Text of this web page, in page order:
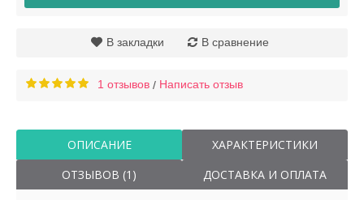
В закладки В сравнение
1 отзывов / Написать отзыв
ОПИСАНИЕ
ХАРАКТЕРИСТИКИ
ОТЗЫВОВ (1)
ДОСТАВКА И ОПЛАТА